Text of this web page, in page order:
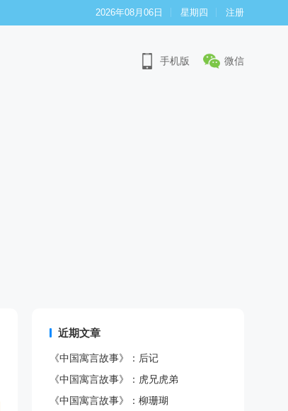
2026年08月06日 星期四 注册
手机版 微信
近期文章
《中国寓言故事》：后记
《中国寓言故事》：虎兄虎弟
《中国寓言故事》：柳珊瑚